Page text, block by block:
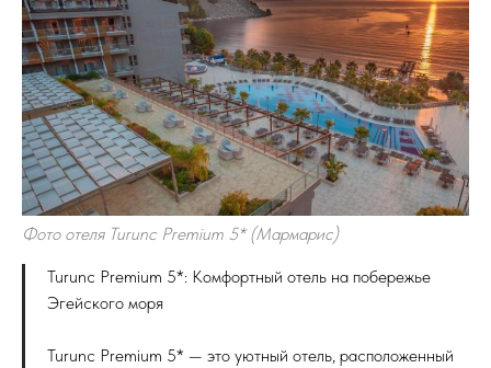
Фото отеля Turunc Premium 5* (Мармарис)
Turunc Premium 5*: Комфортный отель на побережье
Эгейского моря
Turunc Premium 5* — это уютный отель, расположенный